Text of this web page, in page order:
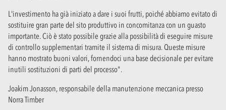
L'investimento ha già iniziato a dare i suoi frutti, poiché abbiamo evitato di
sostituire gran parte del sito produttivo in concomitanza con un guasto
importante. Ciò è stato possibile grazie alla possibilità di eseguire misure
di controllo supplementari tramite il sistema di misura. Queste misure
hanno mostrato buoni valori, fornendoci una base decisionale per evitare
inutili sostituzioni di parti del processo".
Joakim Jonasson, responsabile della manutenzione meccanica presso
Norra Timber